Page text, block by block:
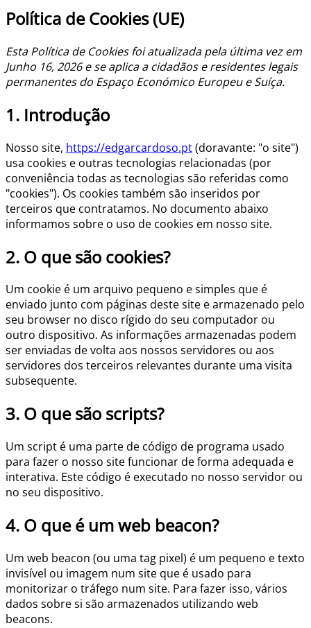
Política de Cookies (UE)
Esta Política de Cookies foi atualizada pela última vez em
Junho 16, 2026 e se aplica a cidadãos e residentes legais
permanentes do Espaço Económico Europeu e Suíça.
1. Introdução
Nosso site, https://edgarcardoso.pt(doravante: "o site")
usa cookies e outras tecnologias relacionadas (por
conveniência todas as tecnologias são referidas como
"cookies"). Os cookies também são inseridos por
terceiros que contratamos. No documento abaixo
informamos sobre o uso de cookies em nosso site.
2. O que são cookies?
Um cookie é um arquivo pequeno e simples que é
enviado junto com páginas deste site e armazenado pelo
seu browser no disco rígido do seu computador ou
outro dispositivo. As informações armazenadas podem
ser enviadas de volta aos nossos servidores ou aos
servidores dos terceiros relevantes durante uma visita
subsequente.
3. O que são scripts?
Um script é uma parte de código de programa usado
para fazer o nosso site funcionar de forma adequada e
interativa. Este código é executado no nosso servidor ou
no seu dispositivo.
4. O que é um web beacon?
Um web beacon (ou uma tag pixel) é um pequeno e texto
invisível ou imagem num site que é usado para
monitorizar o tráfego num site. Para fazer isso, vários
dados sobre si são armazenados utilizando web
beacons.